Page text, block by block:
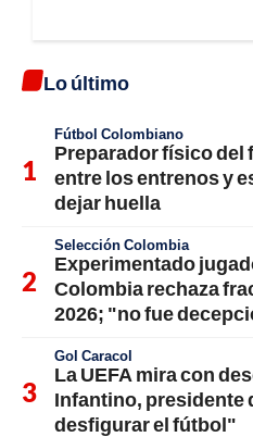
Lo último
Fútbol Colombiano
Preparador físico
entre los entrenos y
dejar huella
Selección Colombia
Experimentado
Colombia rechaza
2026; "no fue
Gol Caracol
La UEFA mira con
Infantino, presidente
desfigurar el fútbol"